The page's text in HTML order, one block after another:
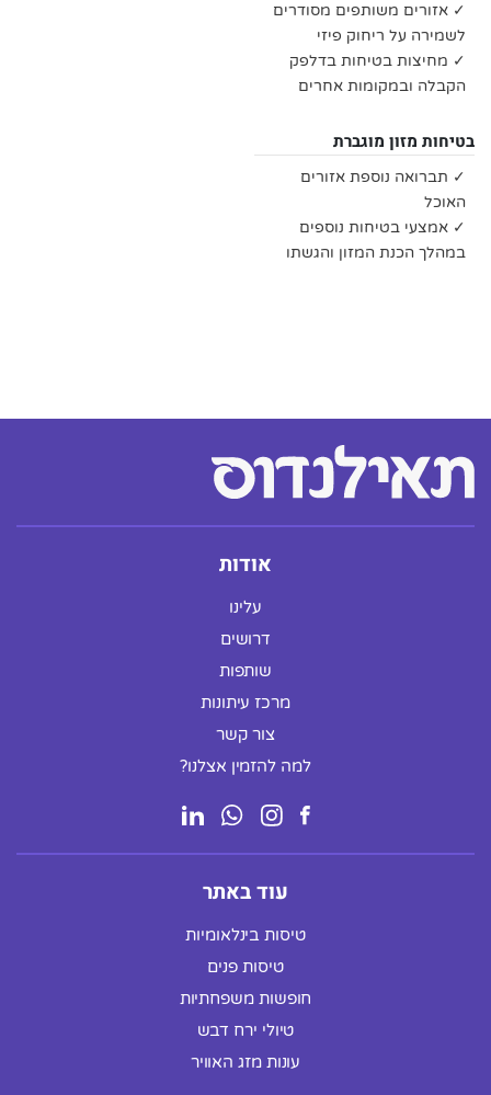
✓ אזורים משותפים מסודרים
לשמירה על ריחוק פיזי
✓ מחיצות בטיחות בדלפק
הקבלה ובמקומות אחרים
בטיחות מזון מוגברת
✓ תברואה נוספת אזורים
האוכל
✓ אמצעי בטיחות נוספים
במהלך הכנת המזון והגשתו
אודות
עלינו
דרושים
שותפות
מרכז עיתונות
צור קשר
למה להזמין אצלנו?
עוד באתר
טיסות בינלאומיות
טיסות פנים
חופשות משפחתיות
טיולי ירח דבש
עונות מזג האוויר